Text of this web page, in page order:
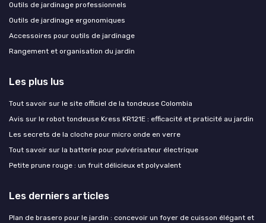
Outils de jardinage professionnels
Outils de jardinage ergonomiques
Accessoires pour outils de jardinage
Rangement et organisation du jardin
Les plus lus
Tout savoir sur le site officiel de la tondeuse Colombia
Avis sur le robot tondeuse Kress KR121E : efficacité et praticité au jardin
Les secrets de la cloche pour micro onde en verre
Tout savoir sur la batterie pour pulvérisateur électrique
Petite prune rouge : un fruit délicieux et polyvalent
Les derniers articles
Plan de brasero pour le jardin : concevoir un foyer de cuisson élégant et